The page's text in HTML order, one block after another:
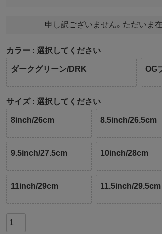
申し訳ございません。ただいま
カラー 選択してください
ダークグリーン/DRK OG
サイズ 選択してください
8inch/26cm 8.5inch/26.5cm
9.5inch/27.5cm 10inch/28cm
11inch/29cm 11.5inch/29.5cm